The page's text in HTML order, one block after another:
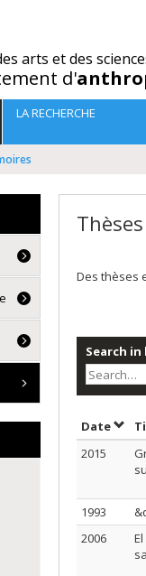
arts et des
d'
LA RECHERCHE
Des thèses
Search in
DateSort
2015
1993
2006